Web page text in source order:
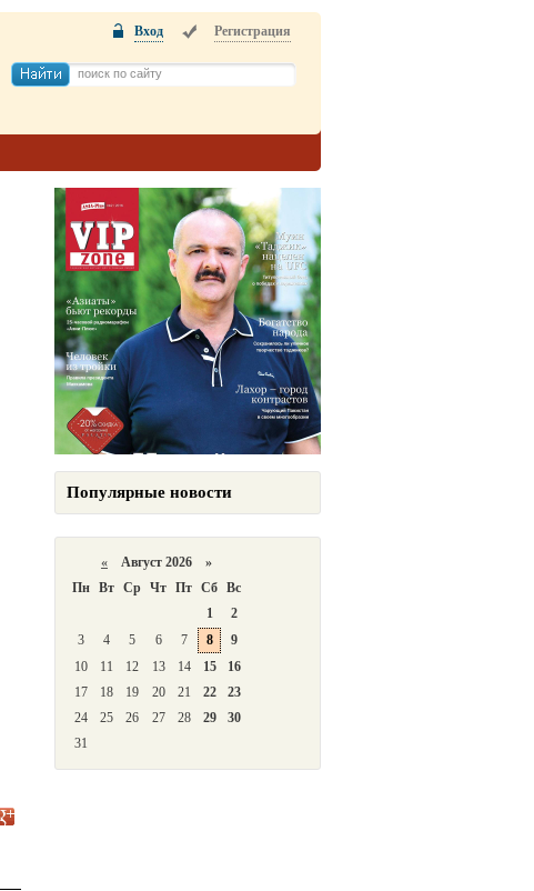
Вход Регистрация
Популярные новости
« Август 2026 »
Пн Вт Ср Чт Пт Сб Вс
1
2
3
4 5 6 7 8
9
10
11 12 13 14 15
16
17
18 19 20 21 22
23
24
25 26 27 28 29
30
31